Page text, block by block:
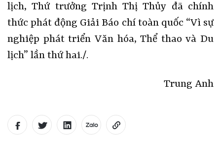
lịch, Thứ trưởng Trịnh Thị Thủy đã chính
thức phát động Giải Báo chí toàn quốc “Vì sự
nghiệp phát triển Văn hóa, Thể thao và Du
lịch” lần thứ hai./.
Trung Anh